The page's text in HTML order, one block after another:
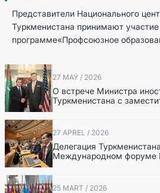
Представители Национального
Туркменистана принимают участие
программе«Профсоюзное
Международного учебного це...
27 MAÝ / 2026
О встрече Министра
Туркменистана с
секретаря США
27 APREL / 2026
Делегация
Международном
Барселоне
25 MART / 2026